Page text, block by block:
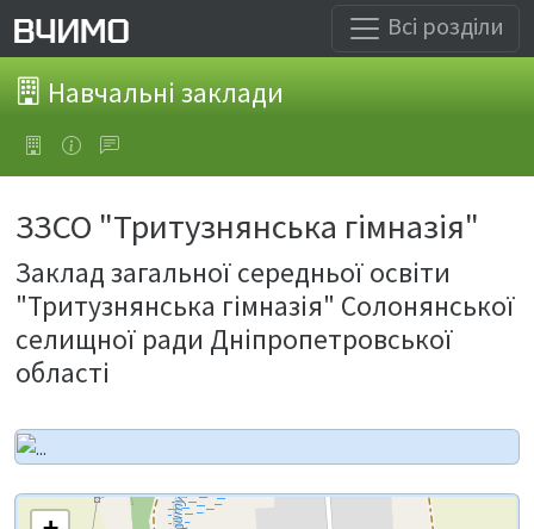
Всі розділи
Навчальні заклади
ЗЗСО "Тритузнянська гімназія"
Заклад загальної середньої освіти
"Тритузнянська гімназія" Солонянської
селищної ради Дніпропетровської
області